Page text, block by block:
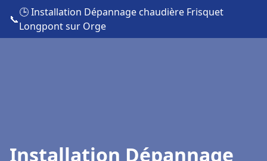
📞
🕒 Installation Dépannage chaudière Frisquet
Longpont sur Orge
Installation Dépannage